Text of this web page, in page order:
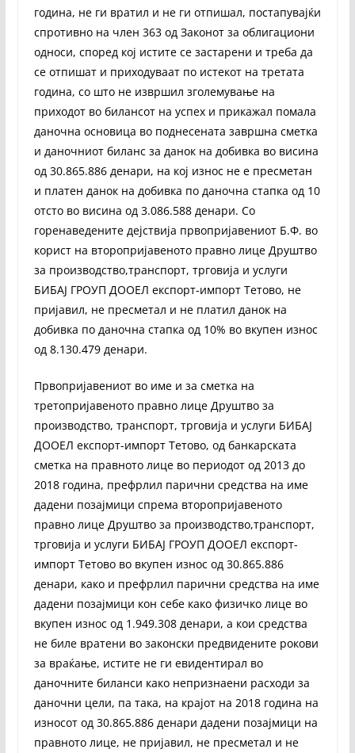
година, не ги вратил и не ги отпишал, постапувајќи
спротивно на член 363 од Законот за облигациони
односи, според кој истите се застарени и треба да
се отпишат и приходуваат по истекот на третата
година, со што не извршил зголемување на
приходот во билансот на успех и прикажал помала
даночна основица во поднесената завршна сметка
и даночниот биланс за данок на добивка во висина
од 30.865.886 денари, на кој износ не е пресметан
и платен данок на добивка по даночна стапка од 10
отсто во висина од 3.086.588 денари. Со
горенаведените дејствија првопријавениот Б.Ф. во
корист на второпријавеното правно лице Друштво
за производство,транспорт, трговија и услуги
БИБАЈ ГРОУП ДООЕЛ експорт-импорт Тетово, не
пријавил, не пресметал и не платил данок на
добивка по даночна стапка од 10% во вкупен износ
од 8.130.479 денари.
Првопријавениот во име и за сметка на
третопријавеното правно лице Друштво за
производство, транспорт, трговија и услуги БИБАЈ
ДООЕЛ експорт-импорт Тетово, од банкарската
сметка на правното лице во периодот од 2013 до
2018 година, префрлил парични средства на име
дадени позајмици спрема второпријавеното
правно лице Друштво за производство,транспорт,
трговија и услуги БИБАЈ ГРОУП ДООЕЛ експорт-
импорт Тетово во вкупен износ од 30.865.886
денари, како и префрлил парични средства на име
дадени позајмици кон себе како физичко лице во
вкупен износ од 1.949.308 денари, а кои средства
не биле вратени во законски предвидените рокови
за враќање, истите не ги евидентирал во
даночните биланси како непризнаени расходи за
даночни цели, па така, на крајот на 2018 година на
износот од 30.865.886 денари дадени позајмици на
правното лице, не пријавил, не пресметал и не